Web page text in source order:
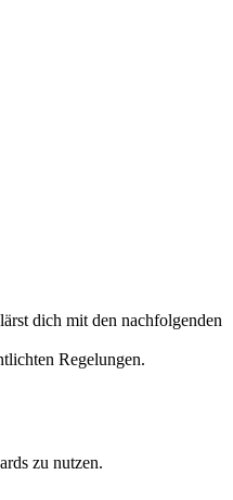
dich mit den nachfolgenden
Regelungen.
zu nutzen.